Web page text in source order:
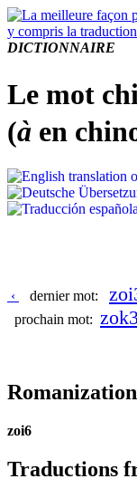
DICTIONNAIRE
Le mot
(à en
‹ dernier mot:
prochain mot: zok3
Romanization
zoi6
Traductions